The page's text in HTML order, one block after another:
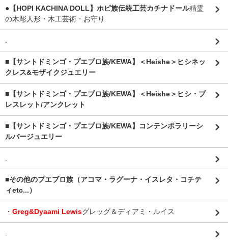
●【HOPI KACHINA DOLL】ホピ族伝統工芸カチナドール精霊
の木彫人形・木工芸術・お守り
.
■【サントドミンゴ・プエブロ族/KEWA】＜Heishe＞ヒシネッ
クレス&モザイクジュエリー
■【サントドミンゴ・プエブロ族/KEWA】＜Heishe＞ヒシ・ブ
レスレット/アンクレット
■【サントドミンゴ・プエブロ族/KEWA】コンテンポラリーシ
ルバージュエリー
.
■その他のプエブロ族（アコマ・ラグーナ・イスレタ・コチテ
ィetc...）
・ Greg&Dyaami Lewisグレッグ＆ディアミ・ルイス
.